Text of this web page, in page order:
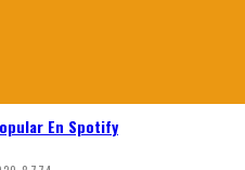
En Spotify